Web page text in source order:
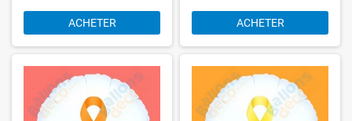
ACHETER ACHETER